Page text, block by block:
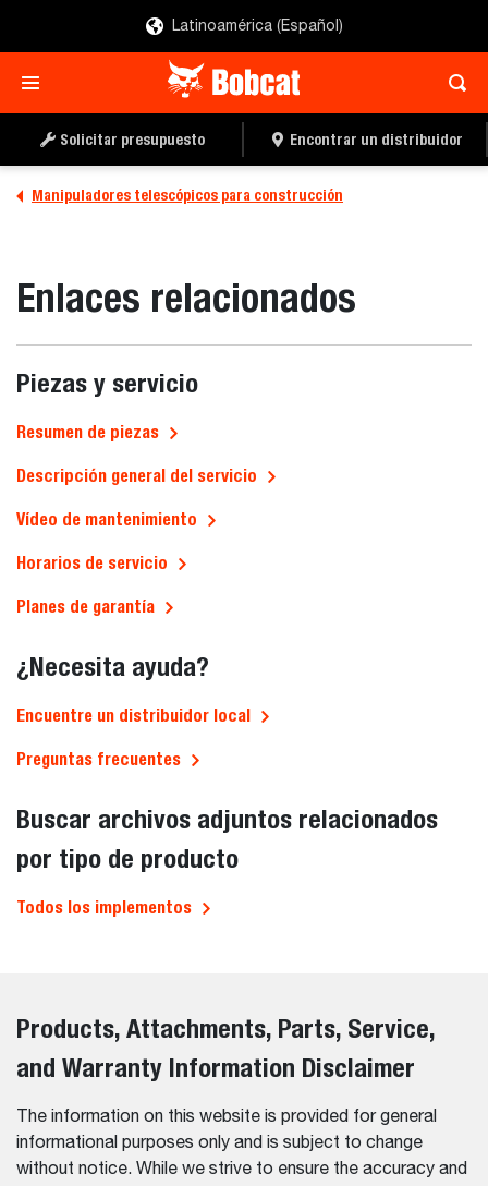
Latinoamérica (Español)
Solicitar presupuesto Encontrar un distribuidor
Manipuladores telescópicos para construcción
Enlaces relacionados
Piezas y servicio
Resumen de piezas
Descripción general del servicio
Vídeo de mantenimiento
Horarios de servicio
Planes de garantía
¿Necesita ayuda?
Encuentre un distribuidor local
Preguntas frecuentes
Buscar archivos adjuntos relacionados
por tipo de producto
Todos los implementos
Products, Attachments, Parts, Service,
and Warranty Information Disclaimer
The information on this website is provided for general
informational purposes only and is subject to change
without notice. While we strive to ensure the accuracy and